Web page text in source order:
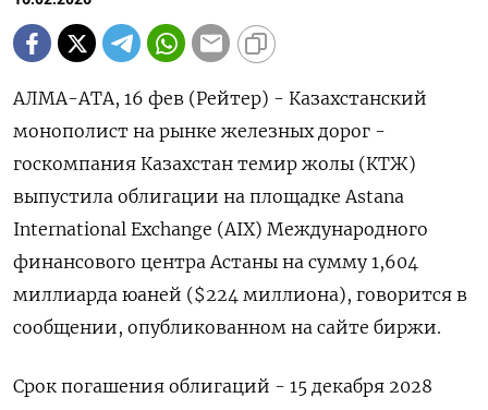
АЛМА-АТА, 16 фев (Рейтер) - Казахстанский
монополист на рынке железных дорог -
‌госкомпания Казахстан темир жолы (КТЖ)
выпустила облигации на площадке Astana
International ​Exchange (​AIX) ​Международного
финансового ⁠центра Астаны ‌на сумму 1,‌604
миллиарда юаней ($224 миллиона), говорится в
сообщении, опубликованном ​на сайте биржи.
Срок ‌погашения облигаций - 15 декабря ​2028